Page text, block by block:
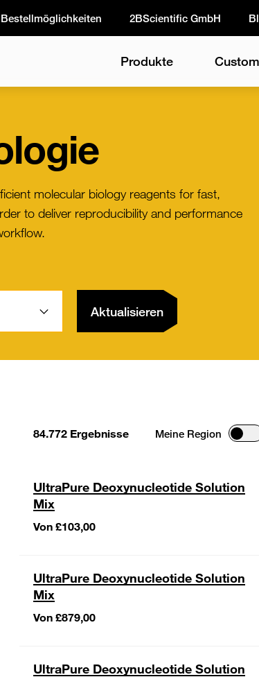
Produkte
2BScientific GmbH
molecular biology reagents for fast,
to deliver reproducibility and performance
Aktualisieren
84.772 Ergebnisse Meine Region
UltraPure Deoxynucleotide Solution
Mix
Von £103,00
UltraPure Deoxynucleotide Solution
Mix
Von £879,00
UltraPure Deoxynucleotide Solution